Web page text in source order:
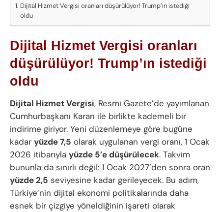
Dijital Hizmet Vergisi oranları düşürülüyor! Trump’ın istediği
oldu
Dijital Hizmet Vergisi oranları
düşürülüyor! Trump’ın istediği
oldu
Dijital Hizmet Vergisi, Resmi Gazete’de yayımlanan
Cumhurbaşkanı Kararı ile birlikte kademeli bir
indirime giriyor. Yeni düzenlemeye göre bugüne
kadar yüzde 7,5 olarak uygulanan vergi oranı, 1 Ocak
2026 itibarıyla yüzde 5’e düşürülecek. Takvim
bununla da sınırlı değil; 1 Ocak 2027’den sonra oran
yüzde 2,5 seviyesine kadar gerileyecek. Bu adım,
Türkiye’nin dijital ekonomi politikalarında daha
esnek bir çizgiye yöneldiğinin işareti olarak